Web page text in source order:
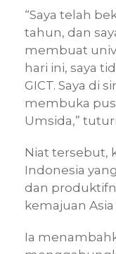
“Saya telah
tahun, dan
membuat
hari ini, saya
GICT. Saya di
membuka
Umsida,”
Niat tersebut,
Indonesia
dan
kemajuan
Ia